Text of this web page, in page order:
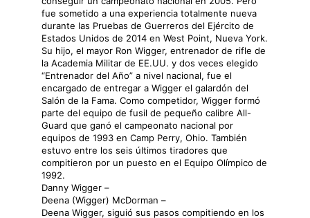
fue sometido a una experiencia totalmente nueva
durante las Pruebas de Guerreros del Ejército de
Estados Unidos de 2014 en West Point, Nueva York.
Su hijo, el mayor Ron Wigger, entrenador de rifle de
la Academia Militar de EE.UU. y dos veces elegido
“Entrenador del Año” a nivel nacional, fue el
encargado de entregar a Wigger el galardón del
Salón de la Fama. Como competidor, Wigger formó
parte del equipo de fusil de pequeño calibre All-
Guard que ganó el campeonato nacional por
equipos de 1993 en Camp Perry, Ohio. También
estuvo entre los seis últimos tiradores que
compitieron por un puesto en el Equipo Olímpico de
1992.
Danny Wigger –
Deena (Wigger) McDorman –
Deena Wigger, siguió sus pasos compitiendo en los